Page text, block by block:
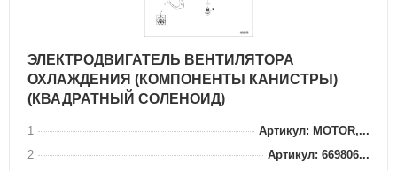
ЭЛЕКТРОДВИГАТЕЛЬ ВЕНТИЛЯТОРА
ОХЛАЖДЕНИЯ (КОМПОНЕНТЫ КАНИСТРЫ)
(КВАДРАТНЫЙ СОЛЕНОИД)
1
Артикул: MOTOR,...
2
Артикул: 669806...